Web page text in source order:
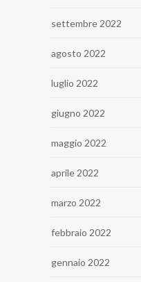
settembre 2022
agosto 2022
luglio 2022
giugno 2022
maggio 2022
aprile 2022
marzo 2022
febbraio 2022
gennaio 2022